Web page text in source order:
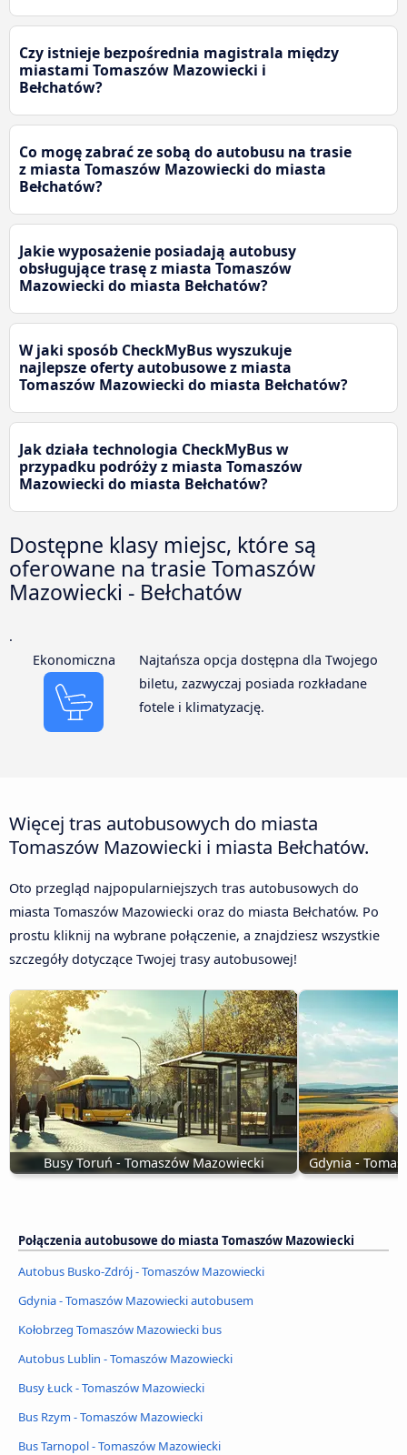
Czy istnieje bezpośrednia magistrala między
miastami Tomaszów Mazowiecki i
Bełchatów?
Co mogę zabrać ze sobą do autobusu na trasie
z miasta Tomaszów Mazowiecki do miasta
Bełchatów?
Jakie wyposażenie posiadają autobusy
obsługujące trasę z miasta Tomaszów
Mazowiecki do miasta Bełchatów?
W jaki sposób CheckMyBus wyszukuje
najlepsze oferty autobusowe z miasta
Tomaszów Mazowiecki do miasta Bełchatów?
Jak działa technologia CheckMyBus w
przypadku podróży z miasta Tomaszów
Mazowiecki do miasta Bełchatów?
Dostępne klasy miejsc, które są
oferowane na trasie Tomaszów
Mazowiecki - Bełchatów
.
Ekonomiczna
Najtańsza opcja dostępna dla Twojego
biletu, zazwyczaj posiada rozkładane
fotele i klimatyzację.
Więcej tras autobusowych do miasta
Tomaszów Mazowiecki i miasta Bełchatów.
Oto przegląd najpopularniejszych tras autobusowych do
miasta Tomaszów Mazowiecki oraz do miasta Bełchatów. Po
prostu kliknij na wybrane połączenie, a znajdziesz wszystkie
szczegóły dotyczące Twojej trasy autobusowej!
Busy Toruń - Tomaszów Mazowiecki Gdynia -
Połączenia autobusowe do miasta Tomaszów Mazowiecki
Autobus Busko-Zdrój - Tomaszów Mazowiecki
Gdynia - Tomaszów Mazowiecki autobusem
Kołobrzeg Tomaszów Mazowiecki bus
Autobus Lublin - Tomaszów Mazowiecki
Busy Łuck - Tomaszów Mazowiecki
Bus Rzym - Tomaszów Mazowiecki
Bus Tarnopol - Tomaszów Mazowiecki